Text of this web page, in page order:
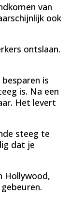
van
ook
ontslaan.
is
is. Na een
Het levert
steeg te
dat je
Hollywood,